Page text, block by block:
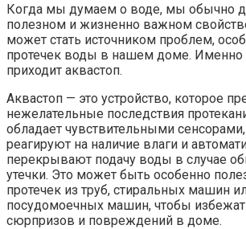
Когда мы думаем о воде, мы обычно
полезном и жизненно важном
может стать источником проблем,
протечек воды в нашем доме. Именно
приходит аквастоп.
Аквастоп — это устройство, которое
нежелательные последствия
обладает чувствительными
реагируют на наличие влаги и
перекрывают подачу воды в случае
утечки. Это может быть особенно
протечек из труб, стиральных машин
посудомоечных машин, чтобы
сюрпризов и повреждений в доме.